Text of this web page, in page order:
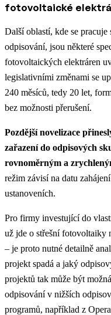
fotovoltaické
Další oblastí, kde se
odpisování, jsou některé
fotovoltaických elektráren
legislativními změnami se
240 měsíců, tedy 20 let,
bez možnosti přerušení.
Pozdější novelizace
zařazení do odpisových
rovnoměrným a
režim závisí na datu
ustanoveních.
Pro firmy investující do
už jde o střešní fotovoltaiky
– je proto nutné detailně
projekt spadá a jaký
projektů tak může být
odpisování v nižších
programů, například z